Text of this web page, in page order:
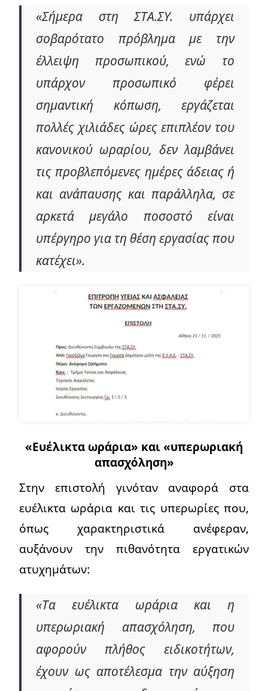
«Σήμερα στη ΣΤΑ.ΣΥ. υπάρχει
σοβαρότατο πρόβλημα με την
έλλειψη προσωπικού, ενώ το
υπάρχον προσωπικό φέρει
σημαντική κόπωση, εργάζεται
πολλές χιλιάδες ώρες επιπλέον του
κανονικού ωραρίου, δεν λαμβάνει
τις προβλεπόμενες ημέρες άδειας ή
και ανάπαυσης και παράλληλα, σε
αρκετά μεγάλο ποσοστό είναι
υπέργηρο για τη θέση εργασίας που
κατέχει».
«Ευέλικτα ωράρια» και «υπερωριακή
απασχόληση»
Στην επιστολή γινόταν αναφορά στα
ευέλικτα ωράρια και τις υπερωρίες που,
όπως χαρακτηριστικά ανέφεραν,
αυξάνουν την πιθανότητα εργατικών
ατυχημάτων:
«Τα ευέλικτα ωράρια και η
υπερωριακή απασχόληση, που
αφορούν πλήθος ειδικοτήτων,
έχουν ως αποτέλεσμα την αύξηση